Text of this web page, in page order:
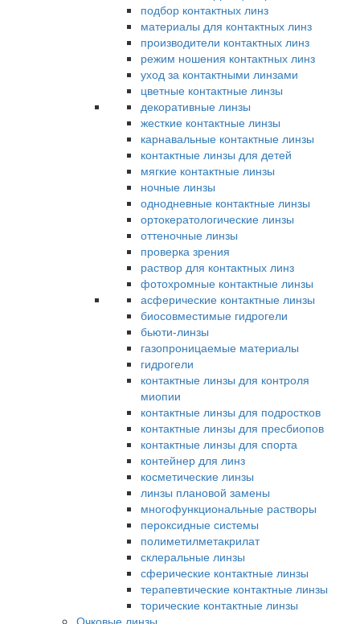
подбор контактных линз
материалы для контактных линз
производители контактных линз
режим ношения контактных линз
уход за контактными линзами
цветные контактные линзы
декоративные линзы
жесткие контактные линзы
карнавальные контактные линзы
контактные линзы для детей
мягкие контактные линзы
ночные линзы
однодневные контактные линзы
ортокератологические линзы
оттеночные линзы
проверка зрения
раствор для контактных линз
фотохромные контактные линзы
асферические контактные линзы
биосовместимые гидрогели
бьюти-линзы
газопроницаемые материалы
гидрогели
контактные линзы для контроля
миопии
контактные линзы для подростков
контактные линзы для пресбиопов
контактные линзы для спорта
контейнер для линз
косметические линзы
линзы плановой замены
многофункциональные растворы
пероксидные системы
полиметилметакрилат
склеральные линзы
сферические контактные линзы
терапевтические контактные линзы
торические контактные линзы